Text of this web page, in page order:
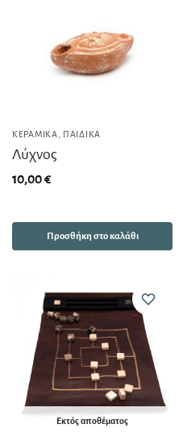
ΚΕΡΑΜΙΚΆ ΠΑΙΔΙΚΆ
Λύχνος
10,00€
Προσθήκη στο καλάθι
Εκτός αποθέματος